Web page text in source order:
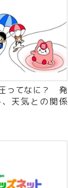
ってなに？ 発
天気との関係